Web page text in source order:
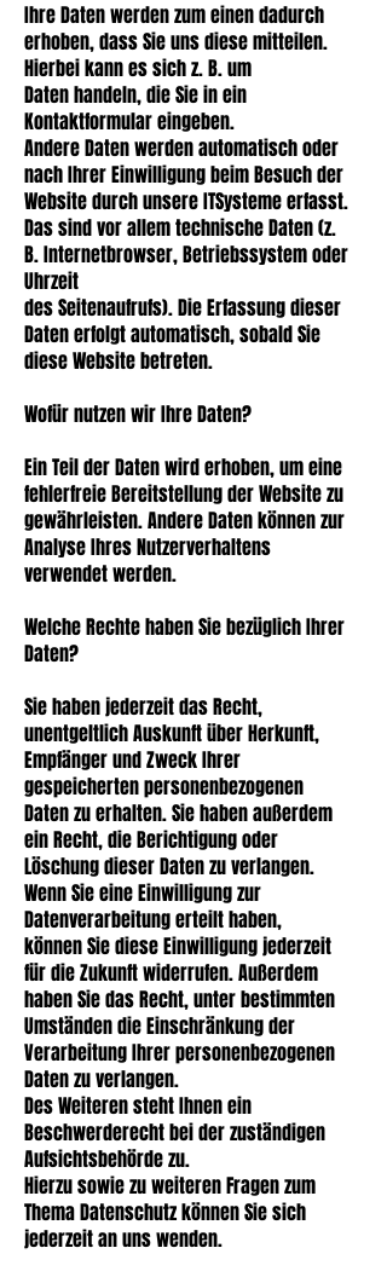
Ihre Daten werden zum einen dadurch
erhoben, dass Sie uns diese mitteilen.
Hierbei kann es sich z. B. um
Daten handeln, die Sie in ein
Kontaktformular eingeben.
Andere Daten werden automatisch oder
nach Ihrer Einwilligung beim Besuch der
Website durch unsere ITSysteme erfasst.
Das sind vor allem technische Daten (z.
B. Internetbrowser, Betriebssystem oder
Uhrzeit
des Seitenaufrufs). Die Erfassung dieser
Daten erfolgt automatisch, sobald Sie
diese Website betreten.
Wofür nutzen wir Ihre Daten?
Ein Teil der Daten wird erhoben, um eine
fehlerfreie Bereitstellung der Website zu
gewährleisten. Andere Daten können zur
Analyse Ihres Nutzerverhaltens
verwendet werden.
Welche Rechte haben Sie bezüglich Ihrer
Daten?
Sie haben jederzeit das Recht,
unentgeltlich Auskunft über Herkunft,
Empfänger und Zweck Ihrer
gespeicherten personenbezogenen
Daten zu erhalten. Sie haben außerdem
ein Recht, die Berichtigung oder
Löschung dieser Daten zu verlangen.
Wenn Sie eine Einwilligung zur
Datenverarbeitung erteilt haben,
können Sie diese Einwilligung jederzeit
für die Zukunft widerrufen. Außerdem
haben Sie das Recht, unter bestimmten
Umständen die Einschränkung der
Verarbeitung Ihrer personenbezogenen
Daten zu verlangen.
Des Weiteren steht Ihnen ein
Beschwerderecht bei der zuständigen
Aufsichtsbehörde zu.
Hierzu sowie zu weiteren Fragen zum
Thema Datenschutz können Sie sich
jederzeit an uns wenden.